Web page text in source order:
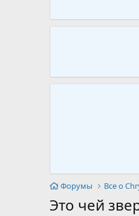
Форумы Все о
Это чей